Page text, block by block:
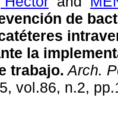
de
la
trabajo. Arch.
vol.86, n.2,